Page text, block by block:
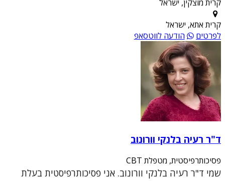
קרית מוצקין, ישראל
קרית אתא, ישראל
לפרטים
הודעה לווטסאפ
ד"ר רעיה בלנקי וורונוב
פסיכותרפיסטית, מטפלת CBT
שמי ד"ר רעיה בלנקי וורונוב. אני פסיכותרפיסטית בעלת